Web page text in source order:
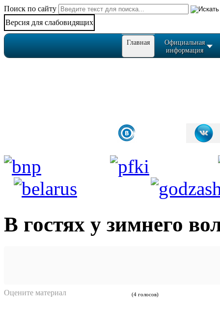
Поиск по сайту
Версия для слабовидящих
Главная
Официальная
информация
В гостях у зимнего
Оцените материал (4 голосов)